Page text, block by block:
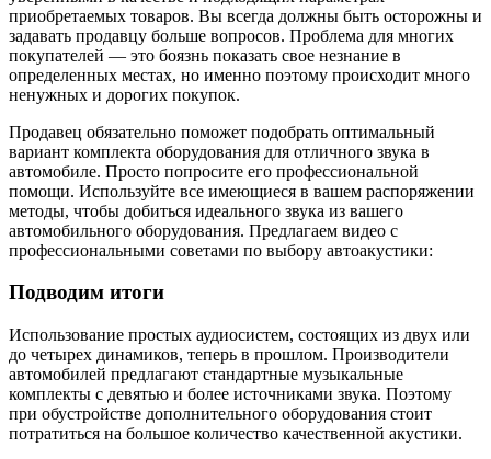
приобретаемых товаров. Вы всегда должны быть осторожны и
задавать продавцу больше вопросов. Проблема для многих
покупателей — это боязнь показать свое незнание в
определенных местах, но именно поэтому происходит много
ненужных и дорогих покупок.
Продавец обязательно поможет подобрать оптимальный
вариант комплекта оборудования для отличного звука в
автомобиле. Просто попросите его профессиональной
помощи. Используйте все имеющиеся в вашем распоряжении
методы, чтобы добиться идеального звука из вашего
автомобильного оборудования. Предлагаем видео с
профессиональными советами по выбору автоакустики:
Подводим итоги
Использование простых аудиосистем, состоящих из двух или
до четырех динамиков, теперь в прошлом. Производители
автомобилей предлагают стандартные музыкальные
комплекты с девятью и более источниками звука. Поэтому
при обустройстве дополнительного оборудования стоит
потратиться на большое количество качественной акустики.